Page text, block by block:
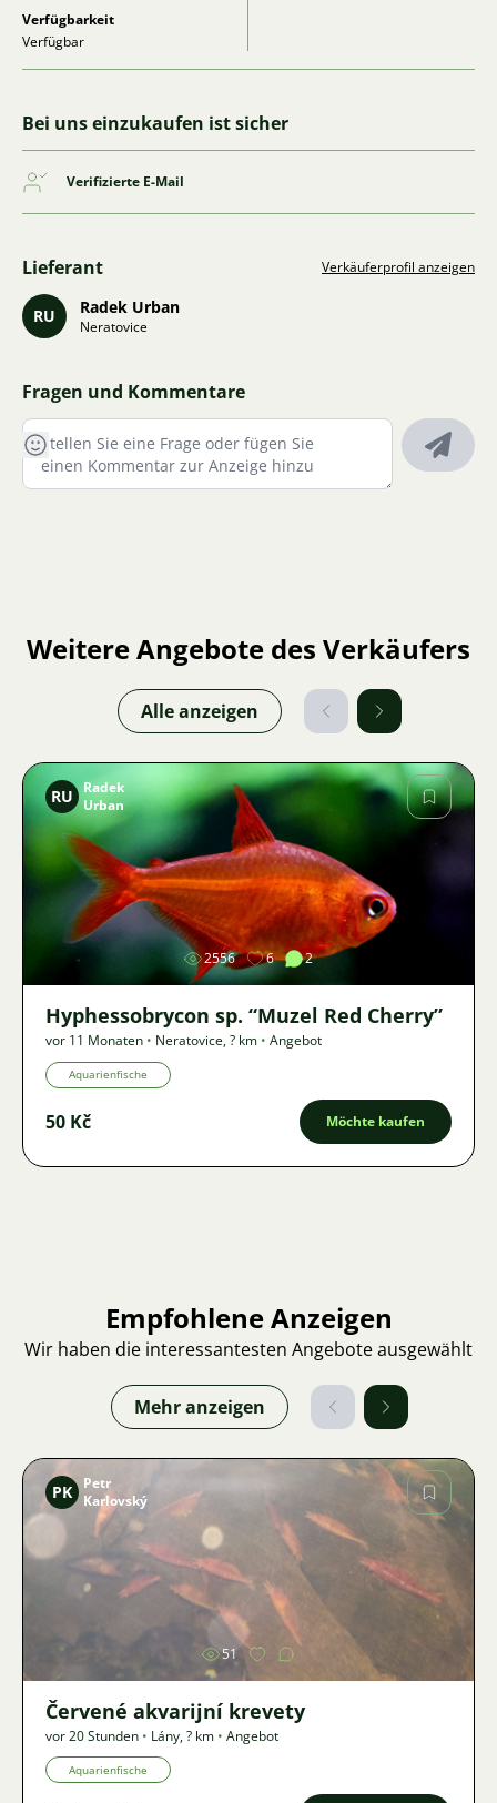
Verfügbarkeit
Verfügbar
Bei uns einzukaufen ist sicher
Verifizierte E-Mail
Lieferant Verkäuferprofil anzeigen
RU Radek Urban
Neratovice
Fragen und Kommentare
Weitere Angebote des Verkäufers
Alle anzeigen
Bild
RU
Radek
Urban
2556 6 2
Hyphessobrycon sp. “Muzel Red Cherry”
vor 11 Monaten • Neratovice,? km • Angebot
Aquarienfische
50 Kč Möchte kaufen
Empfohlene Anzeigen
Wir haben die interessantesten Angebote ausgewählt
Mehr anzeigen
Bild
PK
Petr
Karlovský
51
Červené akvarijní krevety
vor 20 Stunden • Lány,? km • Angebot
Aquarienfische